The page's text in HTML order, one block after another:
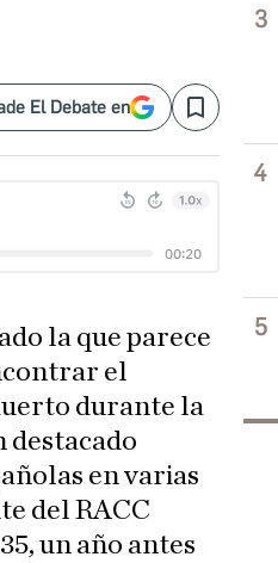
El Debate en Save
la que parece
el
durante la
destacado
en varias
del RACC
un año antes